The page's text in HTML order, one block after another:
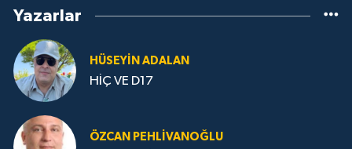
Yazarlar
HÜSEYIN ADALAN
HİÇ VE D17
ÖZCAN PEHLIVANOĞLU